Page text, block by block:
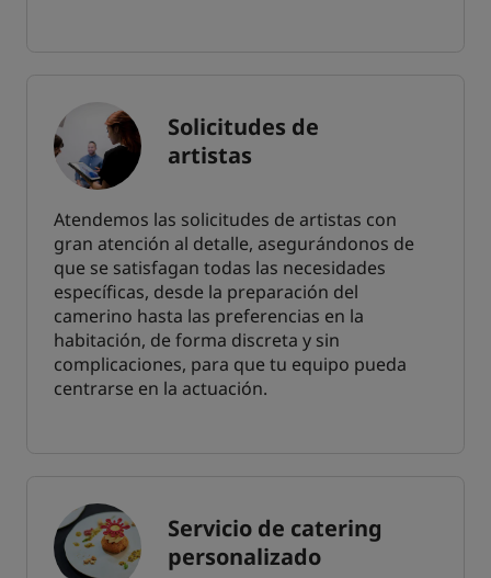
Solicitudes de
artistas
Atendemos las solicitudes de artistas con
gran atención al detalle, asegurándonos de
que se satisfagan todas las necesidades
específicas, desde la preparación del
camerino hasta las preferencias en la
habitación, de forma discreta y sin
complicaciones, para que tu equipo pueda
centrarse en la actuación.
Servicio de catering
personalizado